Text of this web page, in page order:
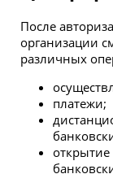
После
организации
различных
платежи;